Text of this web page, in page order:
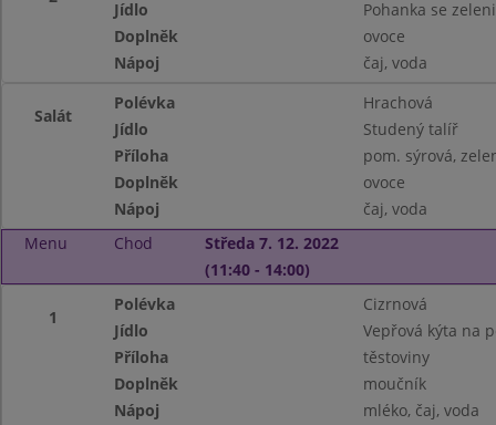
Jídlo
Pohanka se
Doplněk
ovoce
Nápoj
čaj, voda
Salát
Polévka
Hrachová
Jídlo
Studený talíř
Příloha
pom. sýrová,
Doplněk
ovoce
Nápoj
čaj, voda
Menu
Chod
Středa 7. 12. 2022
(11:40 - 14:00)
1
Polévka
Cizrnová
Jídlo
Vepřová kýta na
Příloha
těstoviny
Doplněk
moučník
Nápoj
mléko, čaj, voda